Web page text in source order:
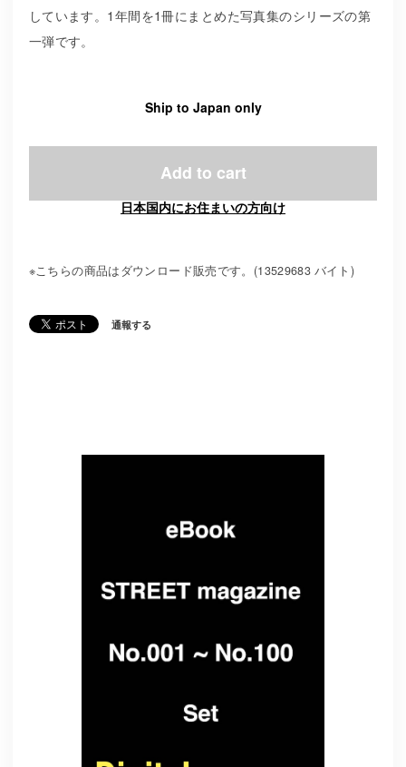
しています。1年間を1冊にまとめた写真集のシリーズの第
一弾です。
Ship to Japan only
Add to cart
日本国内にお住まいの方向け
※こちらの商品はダウンロード販売です。(13529683 バイト)
通報する